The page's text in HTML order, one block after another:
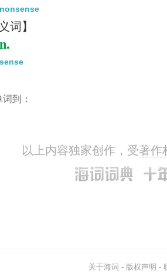
nonsense
词】
n.
sense
到：
以上内容独家创作，受著作
关于海词 - 版权声明 -